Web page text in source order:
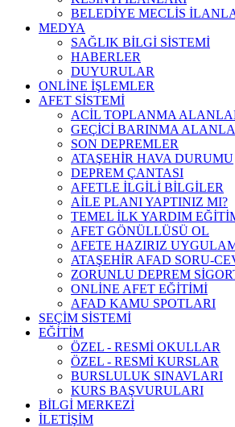
BELEDİYE MECLİS
MEDYA
SAĞLIK BİLGİ SİSTEMİ
HABERLER
DUYURULAR
ONLİNE İŞLEMLER
AFET SİSTEMİ
ACİL TOPLANMA
GEÇİCİ BARINMA
SON DEPREMLER
ATAŞEHİR HAVA DURUMU
DEPREM ÇANTASI
AFETLE İLGİLİ BİLGİLER
AİLE PLANI YAPTINIZ MI?
TEMEL İLK YARDIM
AFET GÖNÜLLÜSÜ OL
AFETE HAZIRIZ
ATAŞEHİR AFAD SORU-
ZORUNLU DEPREM
ONLİNE AFET EĞİTİMİ
AFAD KAMU SPOTLARI
SEÇİM SİSTEMİ
EĞİTİM
ÖZEL - RESMİ OKULLAR
ÖZEL - RESMİ KURSLAR
BURSLULUK SINAVLARI
KURS BAŞVURULARI
BİLGİ MERKEZİ
İLETİŞİM